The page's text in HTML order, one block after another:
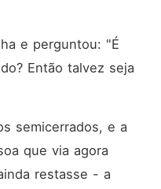
e perguntou: "É
Então talvez seja
semicerrados, e a
que via agora
restasse - a